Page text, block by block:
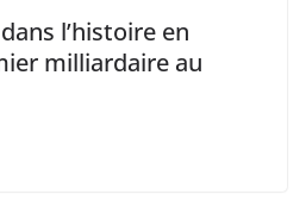
l’histoire en
milliardaire au